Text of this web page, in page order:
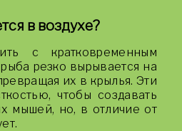
в воздухе?
с кратковременным
резко вырывается на
их в крылья. Эти
чтобы создавать
мышей, но, в отличие от